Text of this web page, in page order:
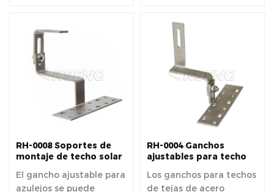
comerciales.
tejas planas que
requieren ajustes
individuales.
RH-0008 Soportes de
montaje de techo solar
El gancho ajustable para
azulejos se puede
RH-0004 Ganchos
ajustables para techo
Los ganchos para techos
de tejas de acero